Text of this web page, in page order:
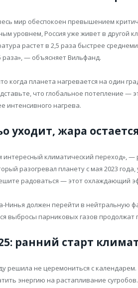
мир обеспокоен превышением
уровнем, Россия уже живет в другой
растет в 2,5 раза быстрее
— объясняет Вильфанд.
когда планета нагревается на один
что глобальное потепление —
интенсивного нагрева.
уходит, жара остается
климатический переход», —
разогревал планету с мая 2023
радоваться — этот охлаждающий
Нинья должен перейти в нейтральную
выбросы парниковых газов продолжат
ранний старт
решила не церемониться с
энергию на растапливание